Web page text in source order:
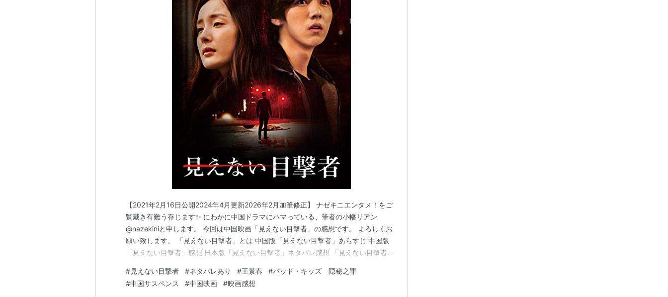
【2021年2月16日公開2024年4月更新2026年2月加筆修正】 ナゼキニエンタメ！をご
覧戴き有難う存じます✨ にわかに中国ドラマにハマっている、筆者の小幡リアン
@nazekiniと申します。 今回は中国映画「見えない目撃者」の感想です。 よろしくお
願い致します。 「見えない目撃者」とは 中国版「見えない目撃者」あらすじ 中国版
「見えない目撃者」感想 日本版「見えない目撃者」ネタバレ感想 「見えない目撃者」
れたクライムサスペンス映画。 2011年に韓国で公開された作品「ブラインド」、その
監督であるアン・サン…
#見えない目撃者 #ネタバレあり #王景春 #バッド・キッズ 隠秘之罪
#中国サスペンス #中国映画 #映画感想